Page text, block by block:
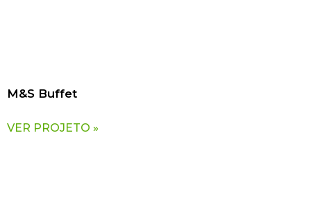
M&S Buffet
VER PROJETO »